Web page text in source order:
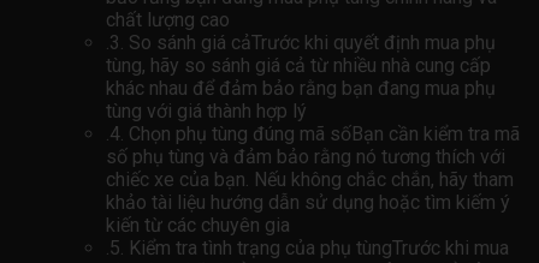
chất lượng cao
.3. So sánh giá cảTrước khi quyết định mua phụ
tùng, hãy so sánh giá cả từ nhiều nhà cung cấp
khác nhau để đảm bảo rằng bạn đang mua phụ
tùng với giá thành hợp lý
.4. Chọn phụ tùng đúng mã sốBạn cần kiểm tra mã
số phụ tùng và đảm bảo rằng nó tương thích với
chiếc xe của bạn. Nếu không chắc chắn, hãy tham
khảo tài liệu hướng dẫn sử dụng hoặc tìm kiếm ý
kiến ​​từ các chuyên gia
.5. Kiểm tra tình trạng của phụ tùngTrước khi mua